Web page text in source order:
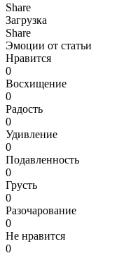
Share
Загрузка
Share
Эмоции от статьи
Нравится
0
Восхищение
0
Радость
0
Удивление
0
Подавленность
0
Грусть
0
Разочарование
0
Не нравится
0